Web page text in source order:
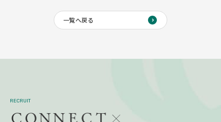
一覧へ戻る
RECRUIT